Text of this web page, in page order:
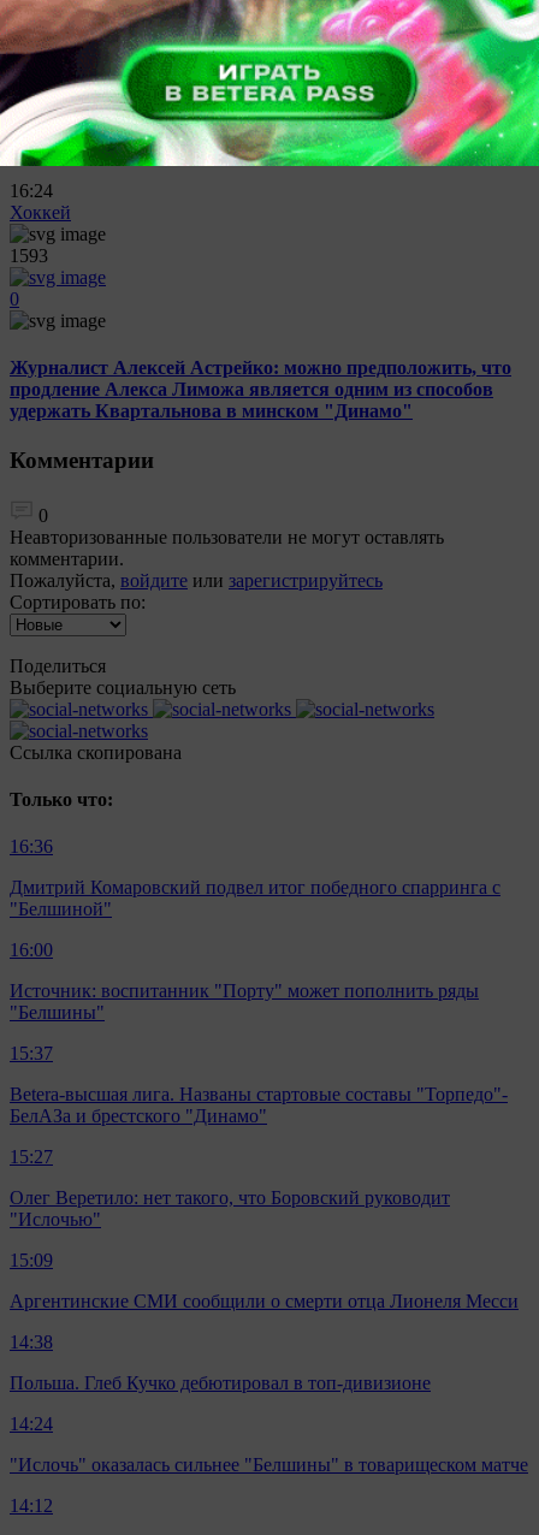
581
0
Егор Молчан поможет минскому "Динамо" в финале
Betera-Кубка Беларуси против БАТЭ
16:24
Хоккей
1593
0
Журналист Алексей Астрейко: можно предположить, что
продление Алекса Лиможа является одним из способов
удержать Квартальнова в минском "Динамо"
Комментарии
0
Неавторизованные пользователи не могут оставлять
комментарии.
Пожалуйста, войдите или зарегистрируйтесь
Сортировать по:
Поделиться
Выберите социальную сеть
Ccылка скопирована
Только что:
16:36
Дмитрий Комаровский подвел итог победного спарринга с
"Белшиной"
16:00
Источник: воспитанник "Порту" может пополнить ряды
"Белшины"
15:37
Betera-высшая лига. Названы стартовые составы "Торпедо"-
БелАЗа и брестского "Динамо"
15:27
Олег Веретило: нет такого, что Боровский руководит
"Ислочью"
15:09
Аргентинские СМИ сообщили о смерти отца Лионеля Месси
14:38
Польша. Глеб Кучко дебютировал в топ-дивизионе
14:24
"Ислочь" оказалась сильнее "Белшины" в товарищеском матче
14:12